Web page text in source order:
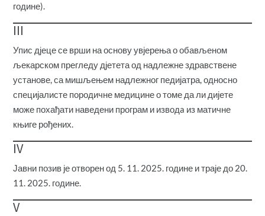
године).
III
Упис дјеце се врши на основу увјерења о обављеном
љекарском прегледу дјетета од надлежне здравствене
установе, са мишљењем надлежног педијатра, односно
специјалисте породичне медицине о томе да ли дијете
може похађати наведени програм и изводa из матичне
књиге рођених.
IV
Јавни позив је отворен од 5. 11. 2025. године и траје до 20.
11. 2025. године.
V